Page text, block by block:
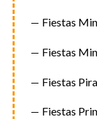
Fiestas
Fiestas
Fiestas
Fiestas